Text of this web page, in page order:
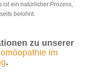
ist ein natürlicher Prozess,
belohnt.
zu unserer
im
.